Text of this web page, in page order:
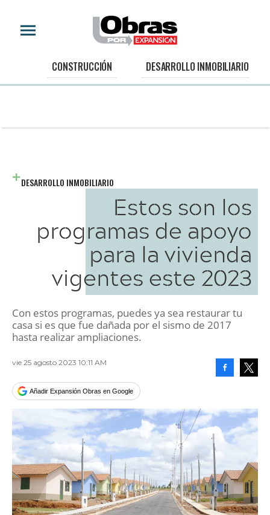
CONSTRUCCIÓN DESARROLLO INMOBILIARIO
DESARROLLO INMOBILIARIO
Estos son los
programas de apoyo
para la vivienda
vigentes este 2023
Con estos programas, puedes ya sea restaurar tu
casa si es que fue dañada por el sismo de 2017
hasta realizar ampliaciones.
vie 25 agosto 2023 10:11 AM
Añadir Expansión Obras en Google